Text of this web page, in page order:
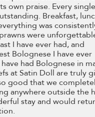
own praise. Every
Breakfast,
was
were
I have ever had, and
Bolognese I have ever
had Bolognese in
at Satin Doll are truly
good that we
anywhere outside the
stay and would